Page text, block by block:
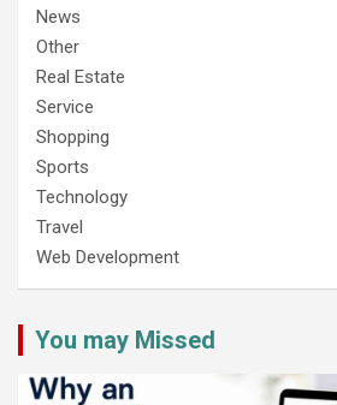
News
Other
Real Estate
Service
Shopping
Sports
Technology
Travel
Web Development
You may Missed